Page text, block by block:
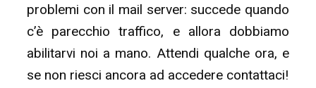
problemi con il mail server: succede quando
c’è parecchio traffico, e allora dobbiamo
abilitarvi noi a mano. Attendi qualche ora, e
se non riesci ancora ad accedere contattaci!